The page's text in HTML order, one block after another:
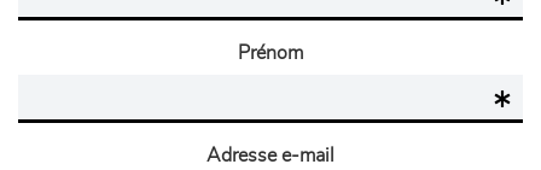
Prénom
Adresse e-mail